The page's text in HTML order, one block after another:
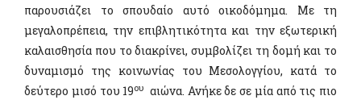
παρουσιάζει το σπουδαίο αυτό οικοδόμημα. Με τη
μεγαλοπρέπεια, την επιβλητικότητα και την εξωτερική
καλαισθησία που το διακρίνει, συμβολίζει τη δομή και το
δυναμισμό της κοινωνίας του Μεσολογγίου, κατά το
δεύτερο μισό του 19ου αιώνα. Ανήκε δε σε μία από τις πιο